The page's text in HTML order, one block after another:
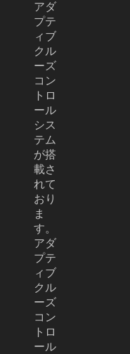
アダ
プテ
ィブ
クル
ーズ
コン
トロ
ール
シス
テム
が搭
載さ
れて
おり
ま
す。
アダ
プテ
ィブ
クル
ーズ
コン
トロ
ール